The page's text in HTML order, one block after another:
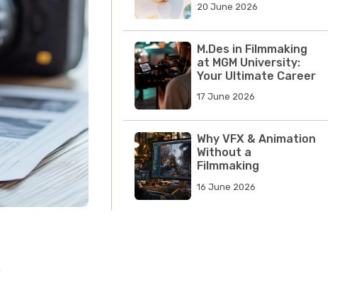
20 June 2026
M.Des in Filmmaking
at MGM University:
Your Ultimate Career
Cinema
17 June 2026
Why VFX & Animation
Without a
Filmmaking
Obsolete in the AI
16 June 2026